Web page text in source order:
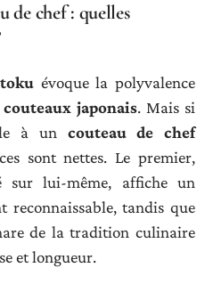
de chef : quelles
évoque la polyvalence
couteaux japonais. Mais si
à un couteau de chef
sont nettes. Le premier,
sur lui-même, affiche un
reconnaissable, tandis que
de la tradition culinaire
et longueur.